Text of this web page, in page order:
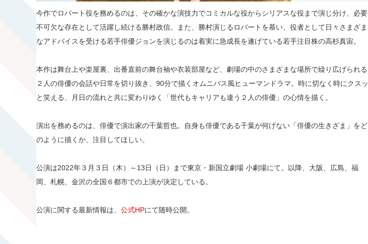
今作でロバート役を務めるのは、その確かな演技力でコミカルな役からシリアスな役まで演じ分け、必要
不可欠な存在として活躍し続ける勝村政信。また、勝村演じるロバートを慕い、役者として日々さまざま
なアドバイスを受ける若手俳優ジョンを演じるのは着実に急成長を遂げている若手注目株の高杉真宙。
本作は舞台上や楽屋裏、出番直前の舞台袖や衣装部屋など、劇場の中のさまざまな場所で繰り広げられる
２人の俳優の会話や日常を切り抜き、90分で描くオムニバス風ヒューマンドラマ。時に切なく時にクスッ
と笑える、月日の流れと共に変わりゆく「世代もキャリアも違う２人の俳優」の心情を描く。
演出を務めるのは、俳優で演出家の千葉哲也。自身も俳優である千葉が何げない「俳優の生きざま」をど
のように描くか、注目してほしい。
公演は2022年３月３日（木）～13日（日）まで東京・新国立劇場 小劇場にて。以降、大阪、広島、福
岡、札幌、金沢の全国６都市での上演が決定している。
公演に関する最新情報は、 公式HPにて随時公開。